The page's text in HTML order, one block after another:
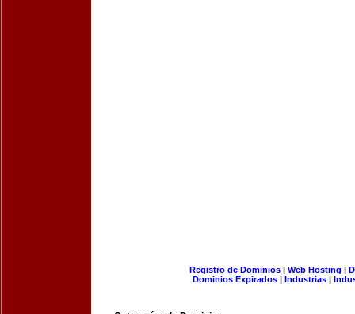
Registro de Dominios| Web Hosting |
Dominios Expirados | Industrias |